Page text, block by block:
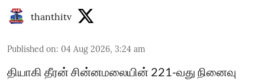
thanthitv
Published on: 04 Aug 2026, 3:24 am
தியாகி தீரன் சின்னமலையின் 221-வது நினைவு